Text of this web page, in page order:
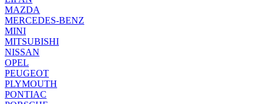
MAZDA
MERCEDES-BENZ
MINI
MITSUBISHI
NISSAN
OPEL
PEUGEOT
PLYMOUTH
PONTIAC